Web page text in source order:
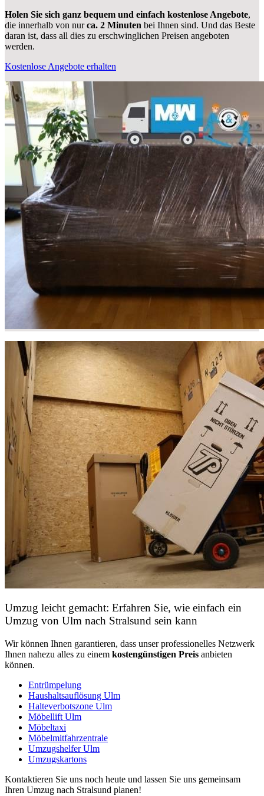
Holen Sie sich ganz bequem und einfach kostenlose Angebote,
die innerhalb von nurca. 2 Minuten bei Ihnen sind. Und das Beste
daran ist, dass all dies zu erschwinglichen Preisen angeboten
werden.
Kostenlose Angebote erhalten
Umzug leicht gemacht: Erfahren Sie, wie einfach ein
Umzug von Ulm nach Stralsund sein kann
Wir können Ihnen garantieren, dass unser professionelles Netzwerk
Ihnen nahezu alles zu einem kostengünstigen Preis anbieten
können.
Entrümpelung
Haushaltsauflösung Ulm
Halteverbotszone Ulm
Möbellift Ulm
Möbeltaxi
Möbelmitfahrzentrale
Umzugshelfer Ulm
Umzugskartons
Kontaktieren Sie uns noch heute und lassen Sie uns gemeinsam
Ihren Umzug nach Stralsund planen!